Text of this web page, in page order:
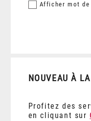
Afficher mot de
NOUVEAU À
Profitez des
en cliquant sur